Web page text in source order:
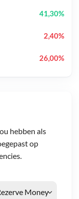
hebben als
op
41,30%
2,40%
26,00%